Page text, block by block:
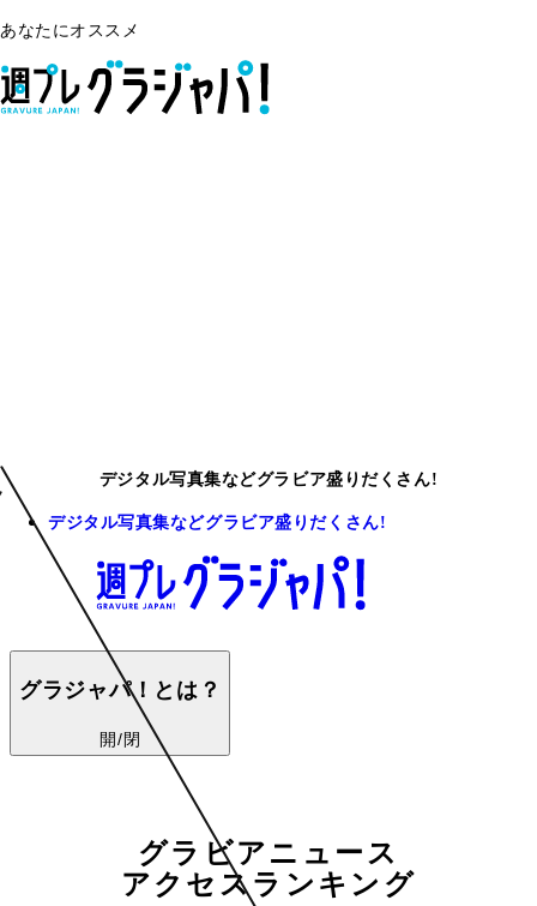
あなたにオススメ
デジタル写真集などグラビア盛りだくさん!
デジタル写真集などグラビア盛りだくさん!
グラジャパ！とは？
開/閉
グラビアニュース
アクセスランキング